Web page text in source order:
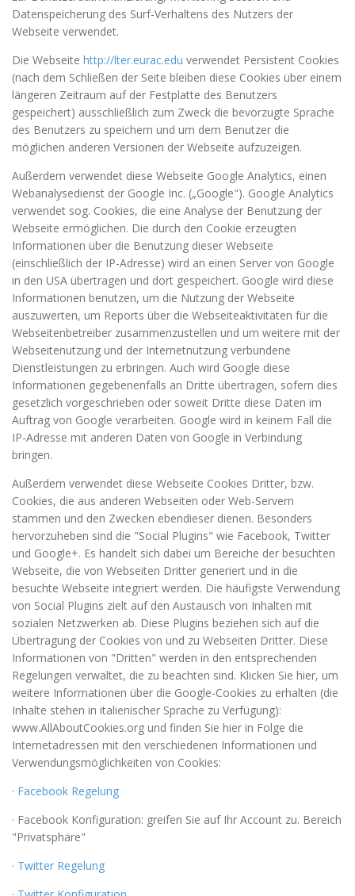
Datenspeicherung des Surf-Verhaltens des Nutzers der
Webseite verwendet.
Die Webseite http://lter.eurac.edu verwendet Persistent Cookies
(nach dem Schließen der Seite bleiben diese Cookies über einem
längeren Zeitraum auf der Festplatte des Benutzers
gespeichert) ausschließlich zum Zweck die bevorzugte Sprache
des Benutzers zu speichern und um dem Benutzer die
möglichen anderen Versionen der Webseite aufzuzeigen.
Außerdem verwendet diese Webseite Google Analytics, einen
Webanalysedienst der Google Inc. („Google"). Google Analytics
verwendet sog. Cookies, die eine Analyse der Benutzung der
Webseite ermöglichen. Die durch den Cookie erzeugten
Informationen über die Benutzung dieser Webseite
(einschließlich der IP-Adresse) wird an einen Server von Google
in den USA übertragen und dort gespeichert. Google wird diese
Informationen benutzen, um die Nutzung der Webseite
auszuwerten, um Reports über die Webseiteaktivitäten für die
Webseitenbetreiber zusammenzustellen und um weitere mit der
Webseitenutzung und der Internetnutzung verbundene
Dienstleistungen zu erbringen. Auch wird Google diese
Informationen gegebenenfalls an Dritte übertragen, sofern dies
gesetzlich vorgeschrieben oder soweit Dritte diese Daten im
Auftrag von Google verarbeiten. Google wird in keinem Fall die
IP-Adresse mit anderen Daten von Google in Verbindung
bringen.
Außerdem verwendet diese Webseite Cookies Dritter, bzw.
Cookies, die aus anderen Webseiten oder Web-Servern
stammen und den Zwecken ebendieser dienen. Besonders
hervorzuheben sind die "Social Plugins" wie Facebook, Twitter
und Google+. Es handelt sich dabei um Bereiche der besuchten
Webseite, die von Webseiten Dritter generiert und in die
besuchte Webseite integriert werden. Die häufigste Verwendung
von Social Plugins zielt auf den Austausch von Inhalten mit
sozialen Netzwerken ab. Diese Plugins beziehen sich auf die
Übertragung der Cookies von und zu Webseiten Dritter. Diese
Informationen von "Dritten" werden in den entsprechenden
Regelungen verwaltet, die zu beachten sind. Klicken Sie hier, um
weitere Informationen über die Google-Cookies zu erhalten (die
Inhalte stehen in italienischer Sprache zu Verfügung):
www.AllAboutCookies.org und finden Sie hier in Folge die
Internetadressen mit den verschiedenen Informationen und
Verwendungsmöglichkeiten von Cookies:
· Facebook Regelung
· Facebook Konfiguration: greifen Sie auf Ihr Account zu. Bereich
"Privatsphäre"
· Twitter Regelung